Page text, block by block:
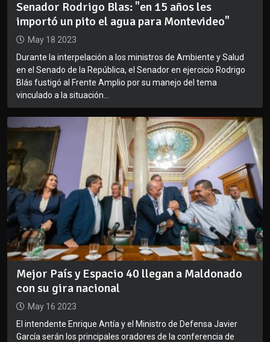
Senador Rodrigo Blas: "en 15 años les
importó un pito el agua para Montevideo"
May 18 2023
Durante la interpelación a los ministros de Ambiente y Salud
en el Senado de la República, el Senador en ejercicio Rodrigo
Blás fustigó al Frente Amplio por su manejo del tema
vinculado a la situación...
Mejor País y Espacio 40 llegan a Maldonado
con su gira nacional
May 16 2023
El intendente Enrique Antía y el Ministro de Defensa Javier
García serán los principales oradores de la conferencia de